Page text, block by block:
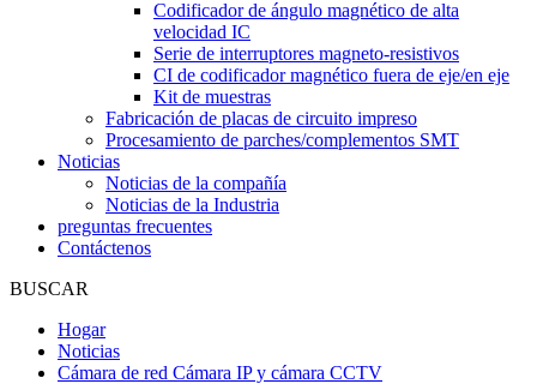
Codificador de ángulo magnético de alta
velocidad IC
Serie de interruptores magneto-resistivos
CI de codificador magnético fuera de eje/en eje
Kit de muestras
Fabricación de placas de circuito impreso
Procesamiento de parches/complementos SMT
Noticias
Noticias de la compañía
Noticias de la Industria
preguntas frecuentes
Contáctenos
BUSCAR
Hogar
Noticias
Cámara de red Cámara IP y cámara CCTV